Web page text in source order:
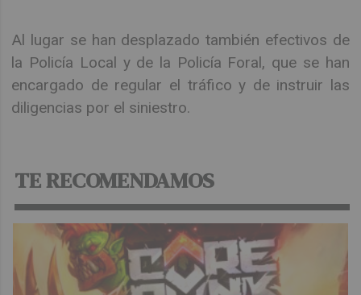
Al lugar se han desplazado también efectivos de
la Policía Local y de la Policía Foral, que se han
encargado de regular el tráfico y de instruir las
diligencias por el siniestro.
TE RECOMENDAMOS